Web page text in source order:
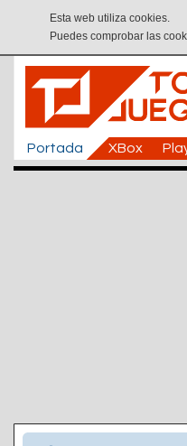
Esta web utiliza cookies.
Puedes comprobar las
Portada XBox